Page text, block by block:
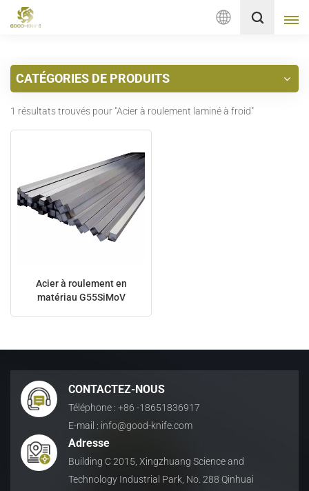
Français
English
français
CATÉGORIES DE PRODUITS
1 résultats trouvés pour "Acier à roulement laminé à froid"
Acier à roulement en
matériau G55SiMoV
CONTACTEZ-NOUS
Téléphone : +86 -18651836917
E-mail : info@good-knife.com
Adresse
Building C 2015, Xingzhuang Science and
Technology Industrial Park, No. 288 Qinhuai